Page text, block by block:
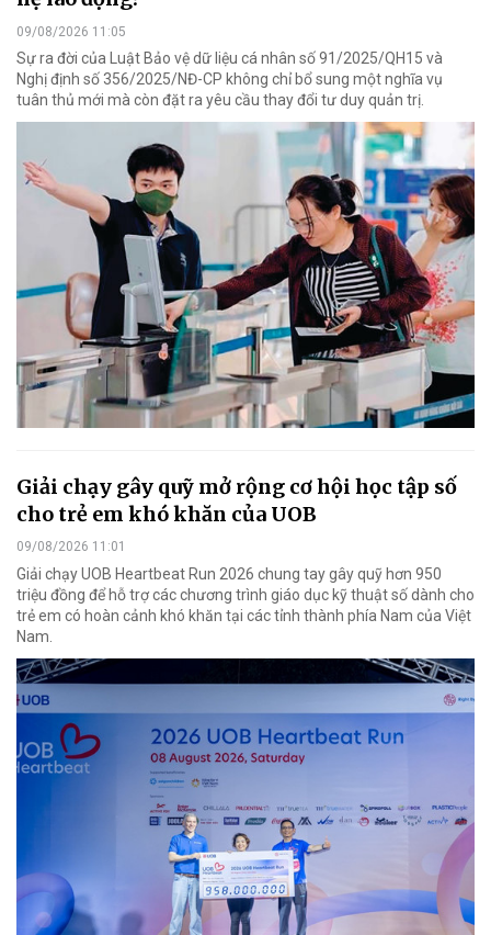
09/08/2026 11:05
Sự ra đời của Luật Bảo vệ dữ liệu cá nhân số 91/2025/QH15 và
Nghị định số 356/2025/NĐ-CP không chỉ bổ sung một nghĩa vụ
tuân thủ mới mà còn đặt ra yêu cầu thay đổi tư duy quản trị.
Giải chạy gây quỹ mở rộng cơ hội học tập số
cho trẻ em khó khăn của UOB
09/08/2026 11:01
Giải chạy UOB Heartbeat Run 2026 chung tay gây quỹ hơn 950
triệu đồng để hỗ trợ các chương trình giáo dục kỹ thuật số dành cho
trẻ em có hoàn cảnh khó khăn tại các tỉnh thành phía Nam của Việt
Nam.